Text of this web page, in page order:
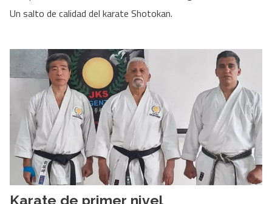
Un salto de calidad del karate Shotokan.
Karate de primer nivel